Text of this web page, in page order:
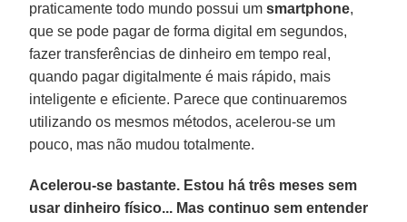
praticamente todo mundo possui umsmartphone,
que se pode pagar de forma digital em segundos,
fazer transferências de dinheiro em tempo real,
quando pagar digitalmente é mais rápido, mais
inteligente e eficiente. Parece que continuaremos
utilizando os mesmos métodos, acelerou-se um
pouco, mas não mudou totalmente.
Acelerou-se bastante. Estou há três meses sem
usar dinheiro físico... Mas continuo sem entender